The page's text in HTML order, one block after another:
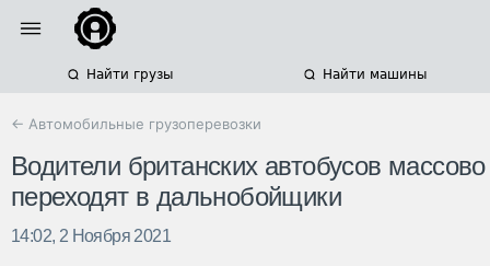
Найти грузы Найти машины
← Автомобильные грузоперевозки
Водители британских автобусов массово
переходят в дальнобойщики
14:02, 2 Ноября 2021